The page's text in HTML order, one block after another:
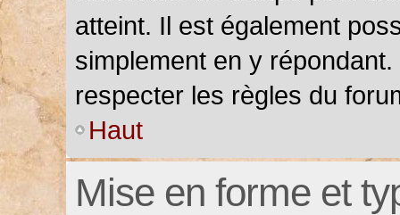
atteint. Il est également
simplement en y
respecter les règles du
Haut
Mise en forme et